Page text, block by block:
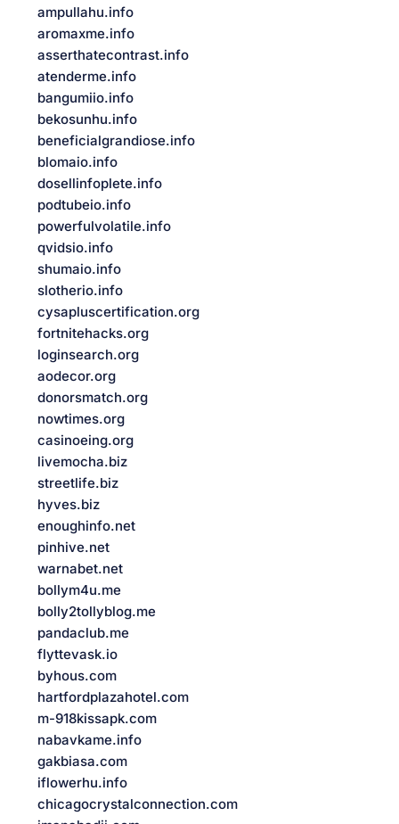
ampullahu.info
aromaxme.info
asserthatecontrast.info
atenderme.info
bangumiio.info
bekosunhu.info
beneficialgrandiose.info
blomaio.info
dosellinfoplete.info
podtubeio.info
powerfulvolatile.info
qvidsio.info
shumaio.info
slotherio.info
cysapluscertification.org
fortnitehacks.org
loginsearch.org
aodecor.org
donorsmatch.org
nowtimes.org
casinoeing.org
livemocha.biz
streetlife.biz
hyves.biz
enoughinfo.net
pinhive.net
warnabet.net
bollym4u.me
bolly2tollyblog.me
pandaclub.me
flyttevask.io
byhous.com
hartfordplazahotel.com
m-918kissapk.com
nabavkame.info
gakbiasa.com
iflowerhu.info
chicagocrystalconnection.com